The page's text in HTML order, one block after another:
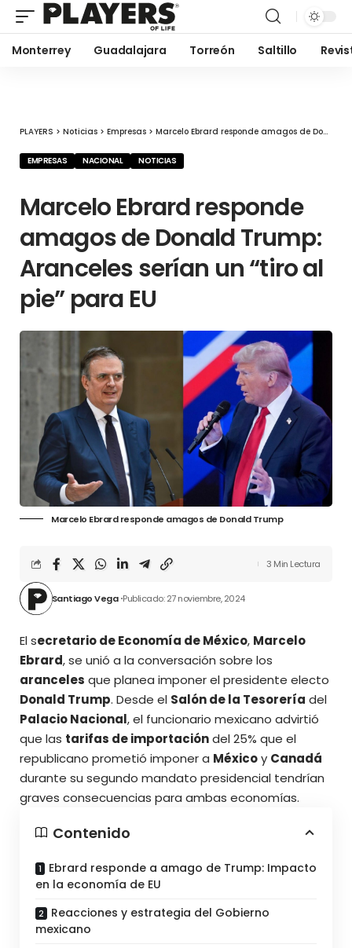
Monterrey Guadalajara Torreón Saltillo
PLAYERS > Noticias > Empresas > Marcelo Ebrard responde amagos de Donald Trump: Aranceles serían un “tiro al pie” para EU
EMPRESAS NACIONAL NOTICIAS
Marcelo Ebrard responde
amagos de Donald Trump:
Aranceles serían un “tiro al
pie” para EU
Marcelo Ebrard responde amagos de Donald Trump
Santiago Vega Publicado: 27 noviembre, 2024
3 Min Lectura
El secretario de Economía de México, Marcelo
Ebrard, se unió a la conversación sobre los
aranceles que planea imponer el presidente electo
Donald Trump. Desde el Salón de la Tesorería del
Palacio Nacional, el funcionario mexicano advirtió
que las tarifas de importacióndel 25% que el
republicano prometió imponer a Méxicoy Canadá
durante su segundo mandato presidencial tendrían
graves consecuencias para ambas economías.
Contenido
Ebrard responde a amago de Trump: Impacto
en la economía de EU
Reacciones y estrategia del Gobierno
mexicano